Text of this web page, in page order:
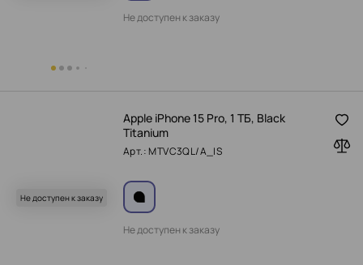
Не доступен к заказу
Не доступен к заказу
Apple iPhone 15 Pro, 1 ТБ, Black
Titanium
Арт.: MTVC3QL/A_IS
Не доступен к заказу